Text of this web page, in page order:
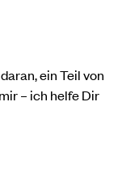
ein Teil von
– ich helfe Dir